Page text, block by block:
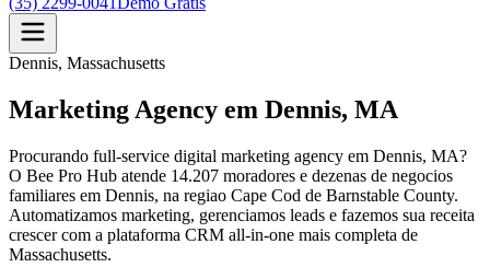
Dennis, Massachusetts
Marketing Agency em Dennis, MA
Procurando full-service digital marketing agency em Dennis, MA?
O Bee Pro Hub atende 14.207 moradores e dezenas de negocios
familiares em Dennis, na regiao Cape Cod de Barnstable County.
Automatizamos marketing, gerenciamos leads e fazemos sua receita
crescer com a plataforma CRM all-in-one mais completa de
Massachusetts.